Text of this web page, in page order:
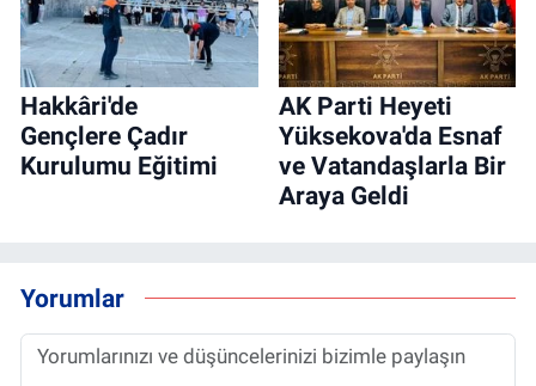
Hakkâri'de
Gençlere Çadır
Kurulumu Eğitimi
AK Parti Heyeti
Yüksekova'da Esnaf
ve Vatandaşlarla Bir
Araya Geldi
Yorumlar